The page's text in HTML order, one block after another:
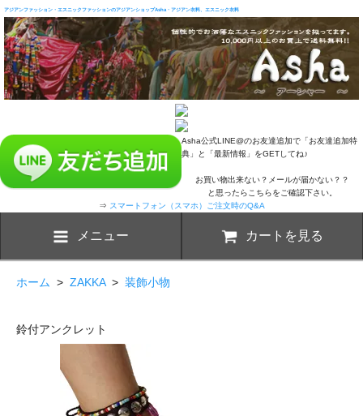
アジアンファッション・エスニックファッションのアジアンショップAsha・アジアン衣料、エスニック衣料
Asha公式LINE@のお友達追加で「お友達追加特
典」と「最新情報」をGETしてね♪
お買い物出来ない？メールが届かない？？
と思ったらこちらをご確認下さい。
⇒ スマートフォン（スマホ）ご注文時のQ&A
メニュー カートを見る
ホーム > ZAKKA> 装飾小物
鈴付アンクレット